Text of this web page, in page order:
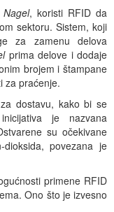
, koristi RFID da
sektoru. Sistem, koji
za zamenu delova
prima delove i dodaje
brojem i štampane
za praćenje.
dostavu, kako bi se
je nazvana
su očekivane
povezana je
primene RFID
Ono što je izvesno